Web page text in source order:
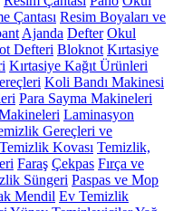
Çantası Resim Boyaları ve
Ajanda Defter Okul
Defteri Bloknot Kırtasiye
Kırtasiye Kağıt Ürünleri
Koli Bandı Makinesi
Para Sayma Makineleri
Laminasyon
Gereçleri ve
Temizlik Kovası Temizlik,
Faraş Çekpas Fırça ve
Süngeri Paspas ve Mop
Mendil Ev Temizlik